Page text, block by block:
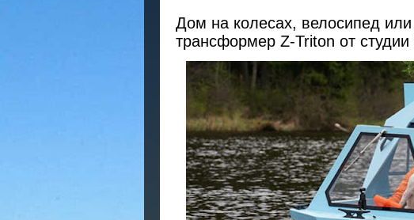
Дом на колесах, велосипед
трансформер Z-Triton от студии